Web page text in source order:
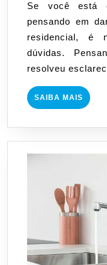
Se você está
pensando em
residencial, é
dúvidas.
resolveu
SAIBA MAIS SAIBA
MAIS